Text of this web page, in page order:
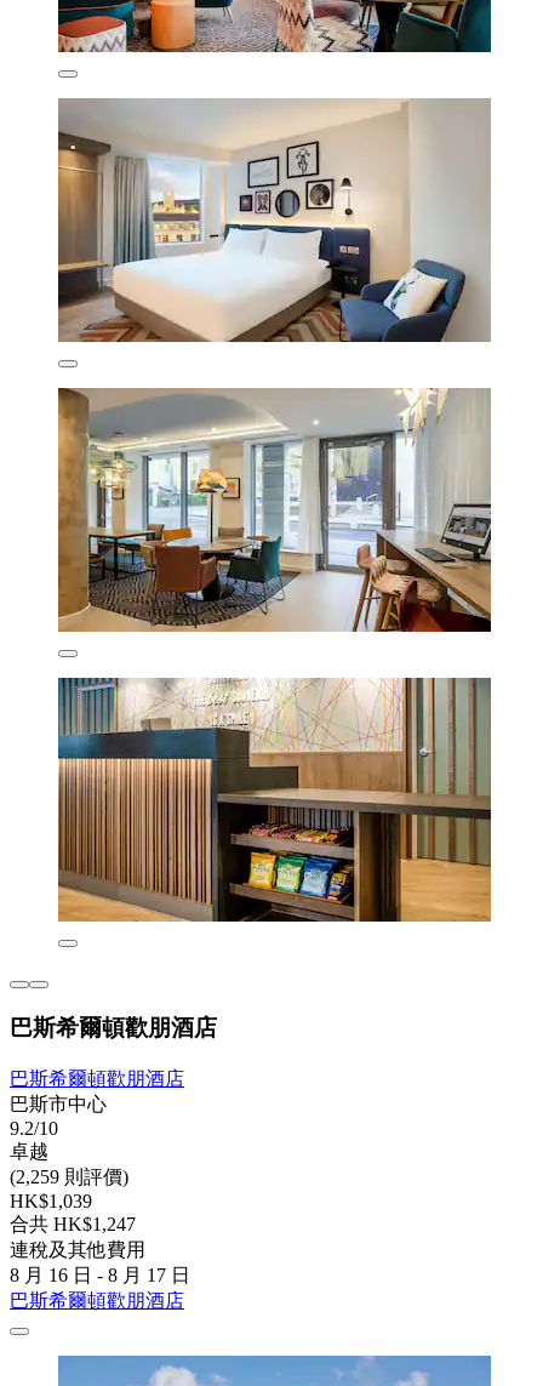
巴斯希爾頓歡朋酒店
巴斯希爾頓歡朋酒店
巴斯市中心
9.2/10
卓越
(2,259 則評價)
HK$1,039
合共 HK$1,247
連稅及其他費用
8 月 16 日 - 8 月 17 日
巴斯希爾頓歡朋酒店